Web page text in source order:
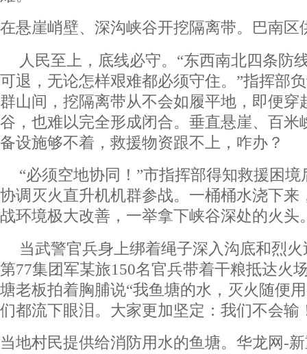
在悬崖峭壁、深沟峡谷开挖隔离带。巴南区
人民至上，底线必守。“东西南北四条防
可退，无论怎样艰难都必须守住。”指挥部
群山间，挖隔离带从不会如履平地，即便穿
谷，也难以完全形成闭合。垂直悬崖、百米
备设施够不着，救援物资跟不上，咋办？
“必须空地协同！”市指挥部得知救援困
协调灭火直升机机群参战。一桶桶水浇下来
战环境极大改善，一举拿下峡谷深处的火头
当武警官兵身上绑着绳子深入沟底和烈
第77集团军某旅150名官兵带着干粮抵达火
塘老板拍着胸脯说“我鱼塘的水，灭火随便
们都流下眼泪。大家更加坚定：我们不会输
当地村民提供给消防用水的鱼塘。华龙网-